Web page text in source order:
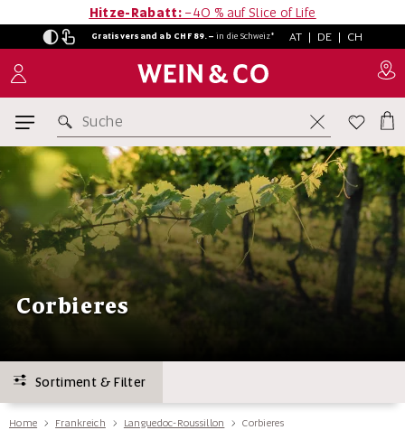
Hitze-Rabatt: −40 % auf Slice of Life
Gratisversand ab CHF 89.– in die Schweiz* AT | DE | CH
Suche
Corbieres
Sortiment & Filter
Home Frankreich Languedoc-Roussillon Corbieres